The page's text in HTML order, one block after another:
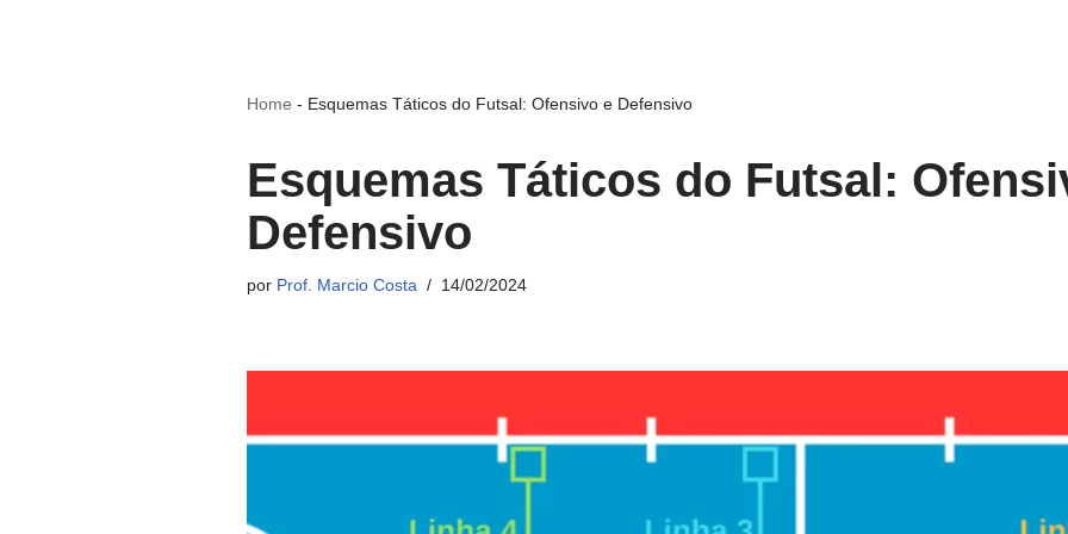
Home - Esquemas Táticos do Futsal: Ofensivo e Defensivo
Esquemas Táticos do Futsal:
Defensivo
por Prof. Marcio Costa 14/02/2024